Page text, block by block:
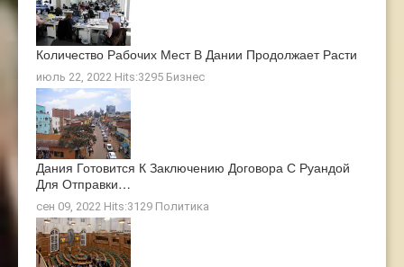
Количество Рабочих Мест В Дании Продолжает Расти
июль 22, 2022 Hits:3295 Бизнес
Дания Готовится К Заключению Договора С Руандой
Для Отправки…
сен 09, 2022 Hits:3129 Политика